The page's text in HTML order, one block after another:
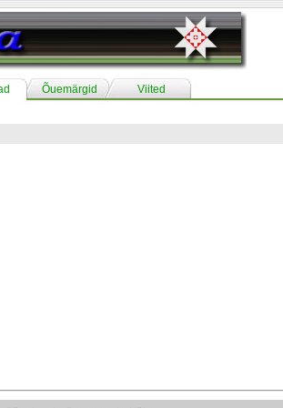
Õuemärgid Viited